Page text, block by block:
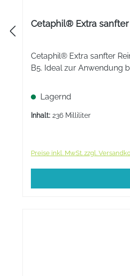
Cetaphil® Extra
Cetaphil® Extra sanfter
B5. Ideal zur Anwendung
Lagernd
Inhalt: 236 Milliliter
Preise inkl. MwSt. zzgl.